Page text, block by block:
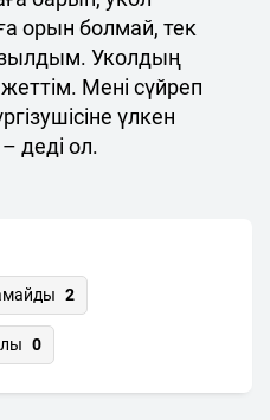
орын болмай, тек
Уколдың
Мені сүйреп
үлкен
деді ол.
2
0